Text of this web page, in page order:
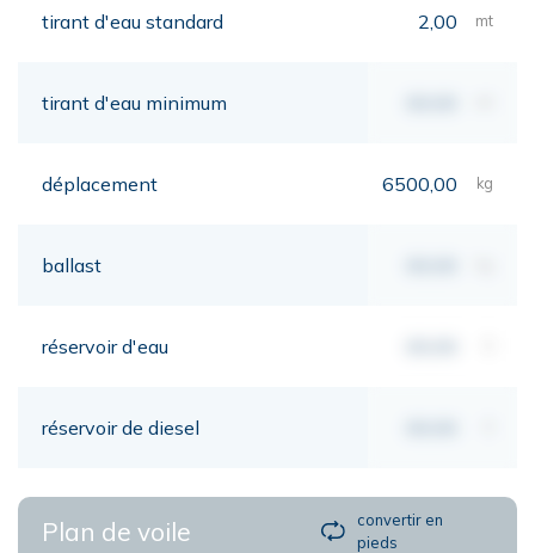
tirant d'eau standard 2,00 mt
tirant d'eau minimum
déplacement 6500,00 kg
ballast
réservoir d'eau
réservoir de diesel
Plan de voile
convertir en
pieds